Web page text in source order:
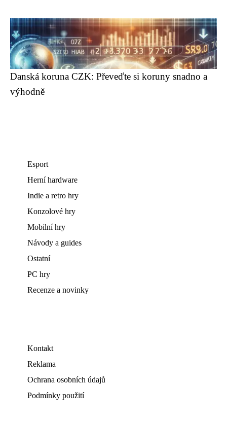
Danská koruna CZK: Převeďte si koruny snadno a
výhodně
Esport
Herní hardware
Indie a retro hry
Konzolové hry
Mobilní hry
Návody a guides
Ostatní
PC hry
Recenze a novinky
Kontakt
Reklama
Ochrana osobních údajů
Podmínky použití